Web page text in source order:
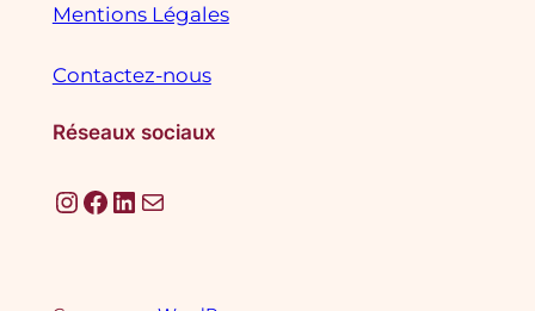
Mentions Légales
Contactez-nous
Réseaux sociaux
InstagramFacebook LinkedIn E-mail